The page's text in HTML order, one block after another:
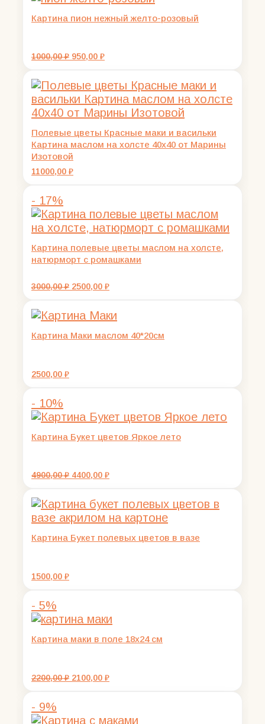
Картина пион нежный желто-розовый
1000,00₽ Первоначальная
1000,00 ₽.
950,00 ₽Текущая
Полевые цветы Красные маки и васильки
Картина маслом на холсте 40х40 от Марины
Изотовой
11000,00 ₽
- 17%
Картина полевые цветы маслом на холсте,
натюрморт с ромашками
3000,00₽ Первоначальная
3000,00 ₽.
2500,00 ₽Текущая
Картина Маки маслом 40*20см
2500,00 ₽
- 10%
Картина Букет цветов Яркое лето
4900,00₽ Первоначальная
4900,00 ₽.
4400,00 ₽Текущая
Картина Букет полевых цветов в вазе
1500,00 ₽
- 5%
Картина маки в поле 18х24 см
2200,00₽ Первоначальная
2100,00 ₽Текущая
- 9%